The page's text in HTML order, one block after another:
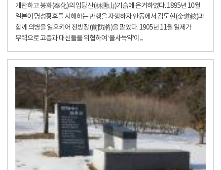
개탄하고 봉화(奉化)의 임당산(林唐山)기슭에 은거하였다. 1895년 10월
일본이 명성황후를 시해하는 만행을 자행하자 안동에서 김도현(金道鉉)과
함께 의병을 일으키어 전방장(前防將)을 맡았다. 1905년 11월 일제가
무력으로 고종과 대신들을 위협하여 ‘을사늑약’이...